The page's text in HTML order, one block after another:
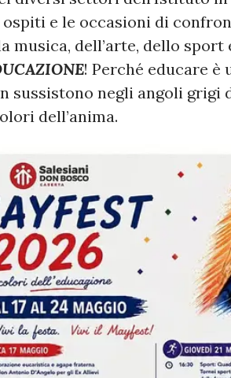
e le occasioni di
musica, dell’arte, dello sport
! Perché educare è
sussistono negli angoli grigi
dell’anima.